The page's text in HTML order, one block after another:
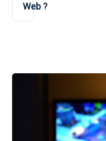
Web ?